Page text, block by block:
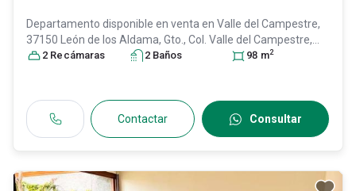
Departamento disponible en venta en Valle del Campestre,
37150 León de los Aldama, Gto., Col. Valle del Campestre,
León , Guanajuato , México, C.P. 37150 30444376
2 Recámaras 2 Baños 98 m2
Contactar Consultar